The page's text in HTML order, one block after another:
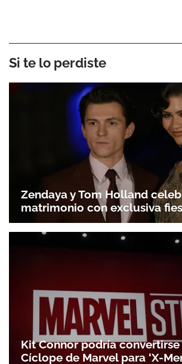
Si te lo perdiste
Zendaya y Tom Holland
matrimonio con exclusiva
Kit Connor podría
Cíclope de Marvel para ‘X-